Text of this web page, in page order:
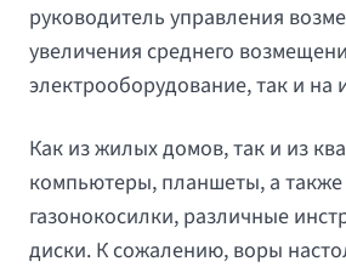
руководитель управления
увеличения среднего
электрооборудование, так и
Как из жилых домов, так и из
компьютеры, планшеты, а также
газонокосилки, различные
диски. К сожалению, воры